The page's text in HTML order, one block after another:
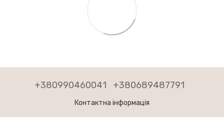
+380990460041 +380689487791
Контактна інформація